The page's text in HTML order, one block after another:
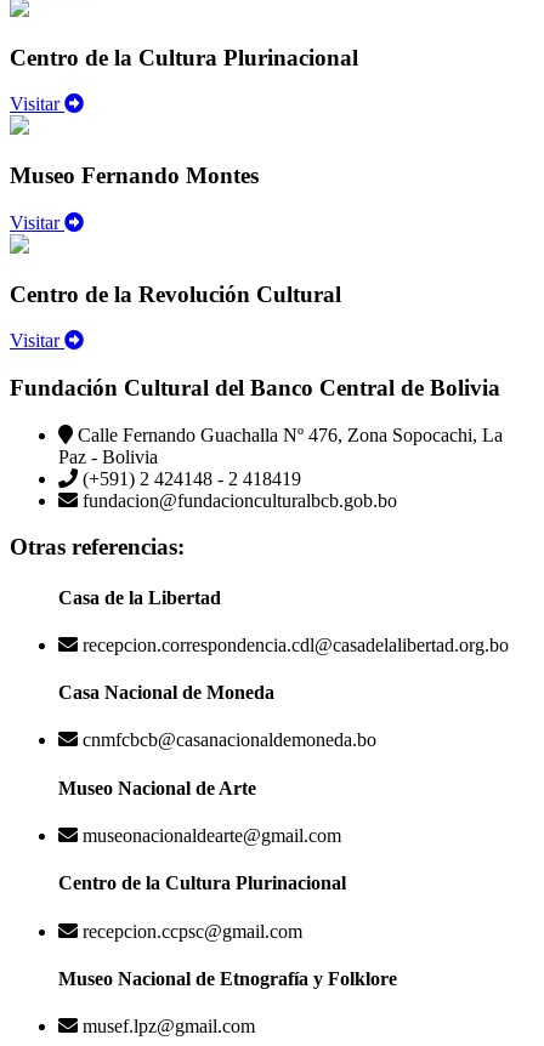
Centro de la Cultura Plurinacional
Visitar
Museo Fernando Montes
Visitar
Centro de la Revolución Cultural
Visitar
Fundación Cultural del Banco Central de Bolivia
Calle Fernando Guachalla Nº 476, Zona Sopocachi, La
Paz - Bolivia
(+591) 2 424148 - 2 418419
fundacion@fundacionculturalbcb.gob.bo
Otras referencias:
Casa de la Libertad
recepcion.correspondencia.cdl@casadelalibertad.org.bo
Casa Nacional de Moneda
cnmfcbcb@casanacionaldemoneda.bo
Museo Nacional de Arte
museonacionaldearte@gmail.com
Centro de la Cultura Plurinacional
recepcion.ccpsc@gmail.com
Museo Nacional de Etnografía y Folklore
musef.lpz@gmail.com